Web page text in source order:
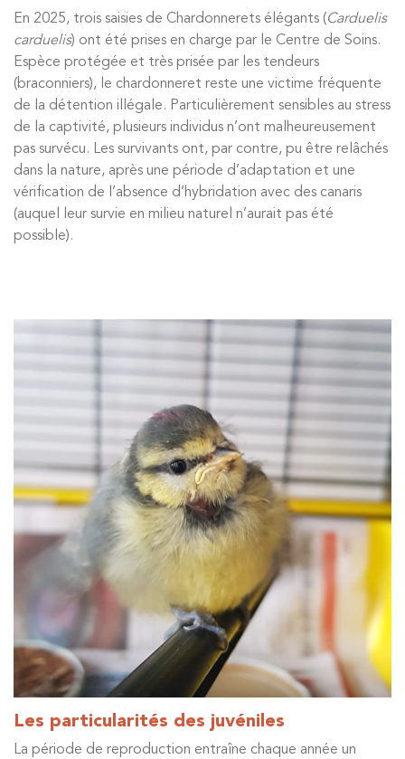
En 2025, trois saisies de Chardonnerets élégants (Carduelis
carduelis) ont été prises en charge par le Centre de Soins.
Espèce protégée et très prisée par les tendeurs
(braconniers), le chardonneret reste une victime fréquente
de la détention illégale. Particulièrement sensibles au stress
de la captivité, plusieurs individus n’ont malheureusement
pas survécu. Les survivants ont, par contre, pu être relâchés
dans la nature, après une période d’adaptation et une
vérification de l’absence d’hybridation avec des canaris
(auquel leur survie en milieu naturel n’aurait pas été
possible).
Les particularités des juvéniles
La période de reproduction entraîne chaque année un